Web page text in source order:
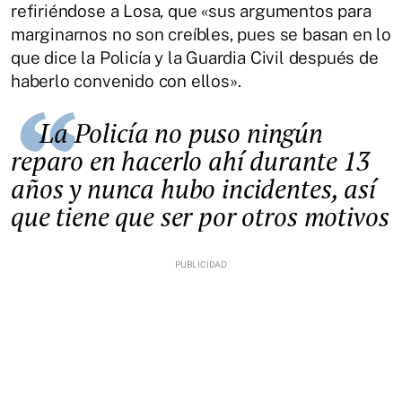
refiriéndose a Losa, que «sus argumentos para
marginarnos no son creíbles, pues se basan en lo
que dice la Policía y la Guardia Civil después de
haberlo convenido con ellos».
La Policía no puso ningún
reparo en hacerlo ahí durante 13
años y nunca hubo incidentes, así
que tiene que ser por otros motivos